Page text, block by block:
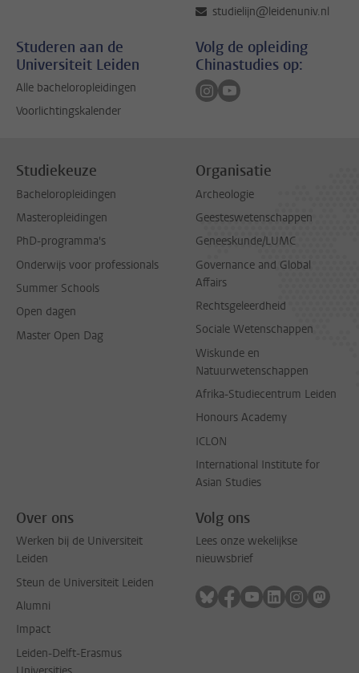
studielijn@leidenuniv.nl
Studeren aan de
Universiteit Leiden
Alle bacheloropleidingen
Voorlichtingskalender
Volg de opleiding
Chinastudies op:
Volg ons op instagram
Volg ons op youtube
Studiekeuze
Bacheloropleidingen
Masteropleidingen
PhD-programma's
Onderwijs voor professionals
Summer Schools
Open dagen
Master Open Dag
Organisatie
Archeologie
Geesteswetenschappen
Geneeskunde/LUMC
Governance and Global
Affairs
Rechtsgeleerdheid
Sociale Wetenschappen
Wiskunde en
Natuurwetenschappen
Afrika-Studiecentrum Leiden
Honours Academy
ICLON
International Institute for
Asian Studies
Over ons
Werken bij de Universiteit
Leiden
Steun de Universiteit Leiden
Alumni
Impact
Leiden-Delft-Erasmus
Volg ons
Lees onze wekelijkse
nieuwsbrief
Volg ons op bluesky
Volg ons op facebook
Volg ons op
Volg ons op
Volg ons
Volg